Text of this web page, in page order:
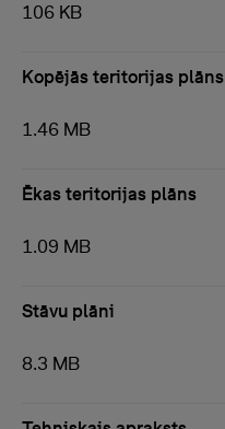
106 KB
Kopējās teritorijas plāns
1.46 MB
Ēkas teritorijas plāns
1.09 MB
Stāvu plāni
8.3 MB